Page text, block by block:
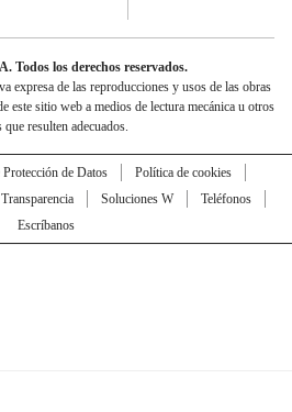
Todos los derechos reservados.
expresa de las reproducciones y usos de las obras
este sitio web a medios de lectura mecánica u otros
que resulten adecuados.
de Datos
Política de cookies
Transparencia Soluciones W
Teléfonos
Escríbanos